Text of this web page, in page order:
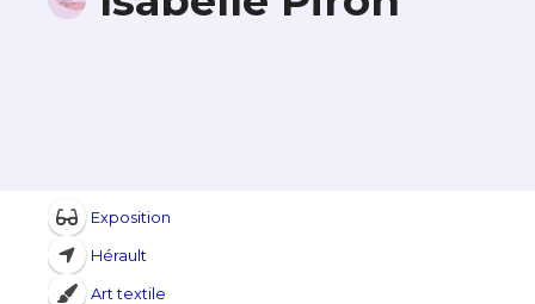
Exposition
Hérault
Art textile